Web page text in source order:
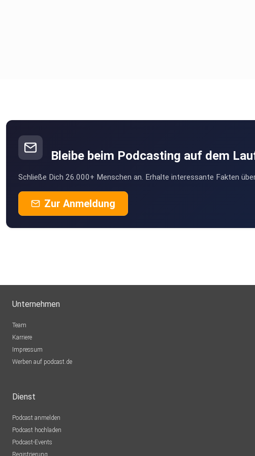
Bleibe beim Podcasting auf dem
Schließe Dich 26.000+ Menschen an. Erhalte interessante Fakten
Zur Anmeldung
Unternehmen
Team
Karriere
Impressum
Werben auf podcast.de
Dienst
Podcast anmelden
Podcast hochladen
Podcast-Events
Registrierung